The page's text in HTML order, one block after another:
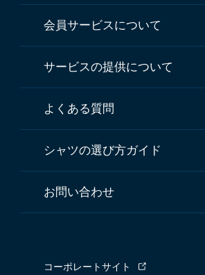
会員サービスについて
サービスの提供について
よくある質問
シャツの選び方ガイド
お問い合わせ
コーポレートサイト